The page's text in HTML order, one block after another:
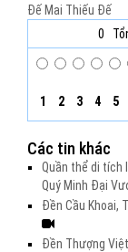
Đế Mai Thiếu Đế
0
1 2 3 4 5
Các tin khác
Quần thể di tích
Quý Minh Đại
Đền Cầu Khoai,
Đền Thượng